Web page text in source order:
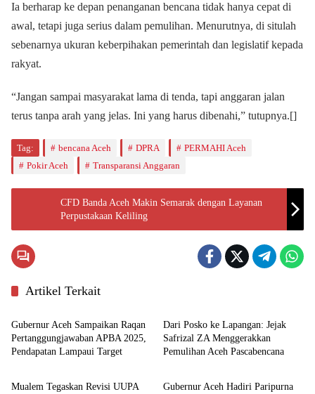
Ia berharap ke depan penanganan bencana tidak hanya cepat di
awal, tetapi juga serius dalam pemulihan. Menurutnya, di situlah
sebenarnya ukuran keberpihakan pemerintah dan legislatif kepada
rakyat.
“Jangan sampai masyarakat lama di tenda, tapi anggaran jalan
terus tanpa arah yang jelas. Ini yang harus dibenahi,” tutupnya.[]
Tag: bencana Aceh DPRA
PERMAHI Aceh
Pokir Aceh
Transparansi Anggaran
CFD Banda Aceh Makin Semarak dengan Layanan
Perpustakaan Keliling
Artikel Terkait
Aceh
Gubernur Aceh Sampaikan Raqan
Pertanggungjawaban APBA 2025,
Pendapatan Lampaui Target
Dari Posko ke Lapangan: Jejak
Safrizal ZA Menggerakkan
Pemulihan Aceh Pascabencana
Aceh
Mualem Tegaskan Revisi UUPA
Aceh
Gubernur Aceh Hadiri Paripurna